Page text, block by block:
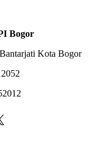
Bogor
Kota Bogor